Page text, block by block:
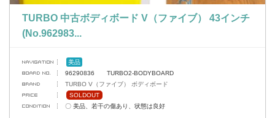
TURBO 中古ボディボード V（ファイブ） 43インチ
(No.962983...
美品
96290836 TURBO2-BODYBOARD
TURBO V（ファイブ） ボディボード
SOLDOUT
〇 美品、若干の傷あり、状態は良好